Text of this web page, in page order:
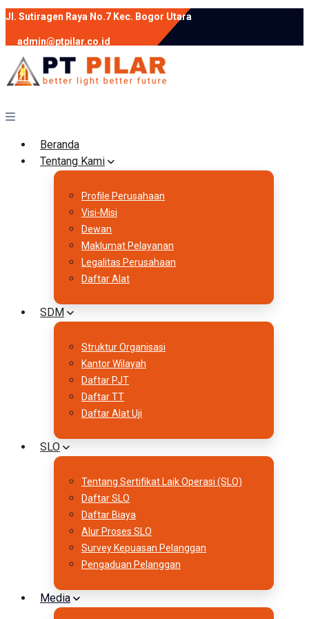
Jl. Sutiragen Raya No.7 Kec. Bogor Utara
admin@ptpilar.co.id
+62 812-9080-0020
instagram facebook
Follow :
Beranda
Tentang Kami
Profile Perusahaan
Visi-Misi
Dewan
Maklumat Pelayanan
Legalitas Perusahaan
Daftar Alat
SDM
Struktur Organisasi
Kantor Wilayah
Daftar PJT
Daftar TT
Daftar Alat Uji
SLO
Tentang Sertifikat Laik Operasi (SLO)
Daftar SLO
Daftar Biaya
Alur Proses SLO
Survey Kepuasan Pelanggan
Pengaduan Pelanggan
Media